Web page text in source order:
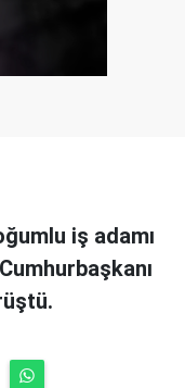
iş adamı